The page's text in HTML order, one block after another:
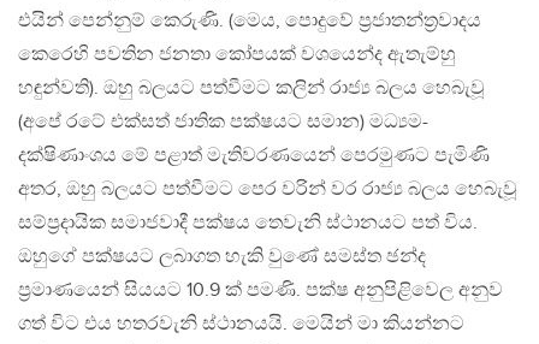
එයින් පෙන්නුම් කෙරුණි. (මෙය, පොදුවේ ප්‍රජාතන්ත්‍රවාදය
කෙරෙහි පවතින ජනතා කෝපයක් වශයෙන්ද ඇතැම්හු
හඳුන්වති). ඔහු බලයට පත්වීමට කලින් රාජ්‍ය බලය හෙබැවූ
(අපේ රටේ එක්සත් ජාතික පක්ෂයට සමාන) මධ්‍යම-
දක්ෂිණාංශය මේ පළාත් මැතිවරණයෙන් පෙරමුණට පැමිණි
අතර, ඔහු බලයට පත්වීමට පෙර වරින් වර රාජ්‍ය බලය හෙබැවූ
සම්ප්‍රදායික සමාජවාදී පක්ෂය තෙවැනි ස්ථානයට පත් විය.
ඔහුගේ පක්ෂයට ලබාගත හැකි වුණේ සමස්ත ඡන්ද
ප්‍රමාණයෙන් සියයට 10.9 ක් පමණි. පක්ෂ අනුපිළිවෙල අනුව
ගත් විට එය හතරවැනි ස්ථානයයි. මෙයින් මා කියන්නට